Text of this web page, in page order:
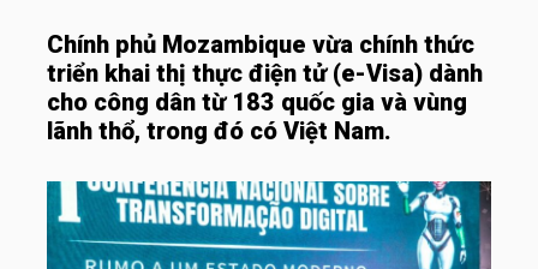
Chính phủ Mozambique vừa chính thức
triển khai thị thực điện tử (e-Visa) dành
cho công dân từ 183 quốc gia và vùng
lãnh thổ, trong đó có Việt Nam.